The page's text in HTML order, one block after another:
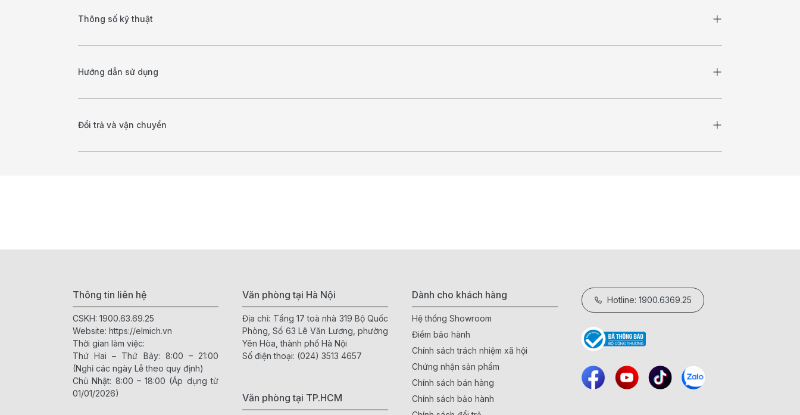
Thông số kỹ thuật
Hướng dẫn sử dụng
Đổi trả và vận chuyển
Thông tin liên hệ
CSKH: 1900.63.69.25
Website: https://elmich.vn
Thời gian làm việc:
Thứ Hai – Thứ Bảy: 8:00 – 21:00
(Nghỉ các ngày Lễ theo quy định)
Chủ Nhật: 8:00 – 18:00 (Áp dụng từ
01/01/2026)
Văn phòng tại Hà Nội
Địa chỉ: Tầng 17 toà nhà 319 Bộ Quốc
Phòng, Số 63 Lê Văn Lương, phường
Yên Hòa, thành phố Hà Nội
Số điện thoại: (024) 3513 4657
Văn phòng tại TP.HCM
Dành cho khách hàng
Hệ thống Showroom
Điểm bảo hành
Chính sách trách nhiệm xã hội
Chứng nhận sản phẩm
Chính sách bán hàng
Chính sách bảo hành
Hotline: 1900.6369.25